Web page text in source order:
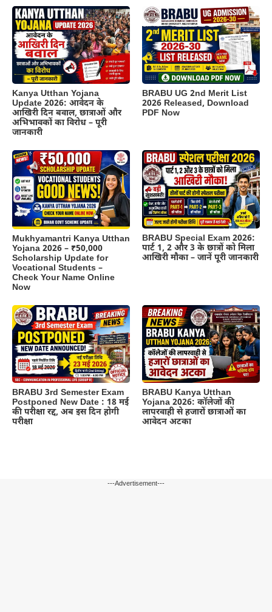
Kanya Utthan Yojana
Update 2026: आवेदन के
आखिरी दिन बवाल, छात्राओं और
अभिभावकों का विरोध – पूरी
जानकारी
BRABU UG 2nd Merit List
2026 Released, Download
PDF Now
Mukhyamantri Kanya Utthan
Yojana 2026 – ₹50,000
Scholarship Update for
Vocational Students –
Check Your Name Online
Now
BRABU Special Exam 2026:
पार्ट 1, 2 और 3 के छात्रों को मिला
आखिरी मौका – जानें पूरी जानकारी
BRABU 3rd Semester Exam
Postponed New Date : 18 मई
की परीक्षा रद्द, अब इस दिन होगी
परीक्षा
BRABU Kanya Utthan
Yojana 2026: कॉलेजों की
लापरवाही से हजारों छात्राओं का
आवेदन अटका
---Advertisement---